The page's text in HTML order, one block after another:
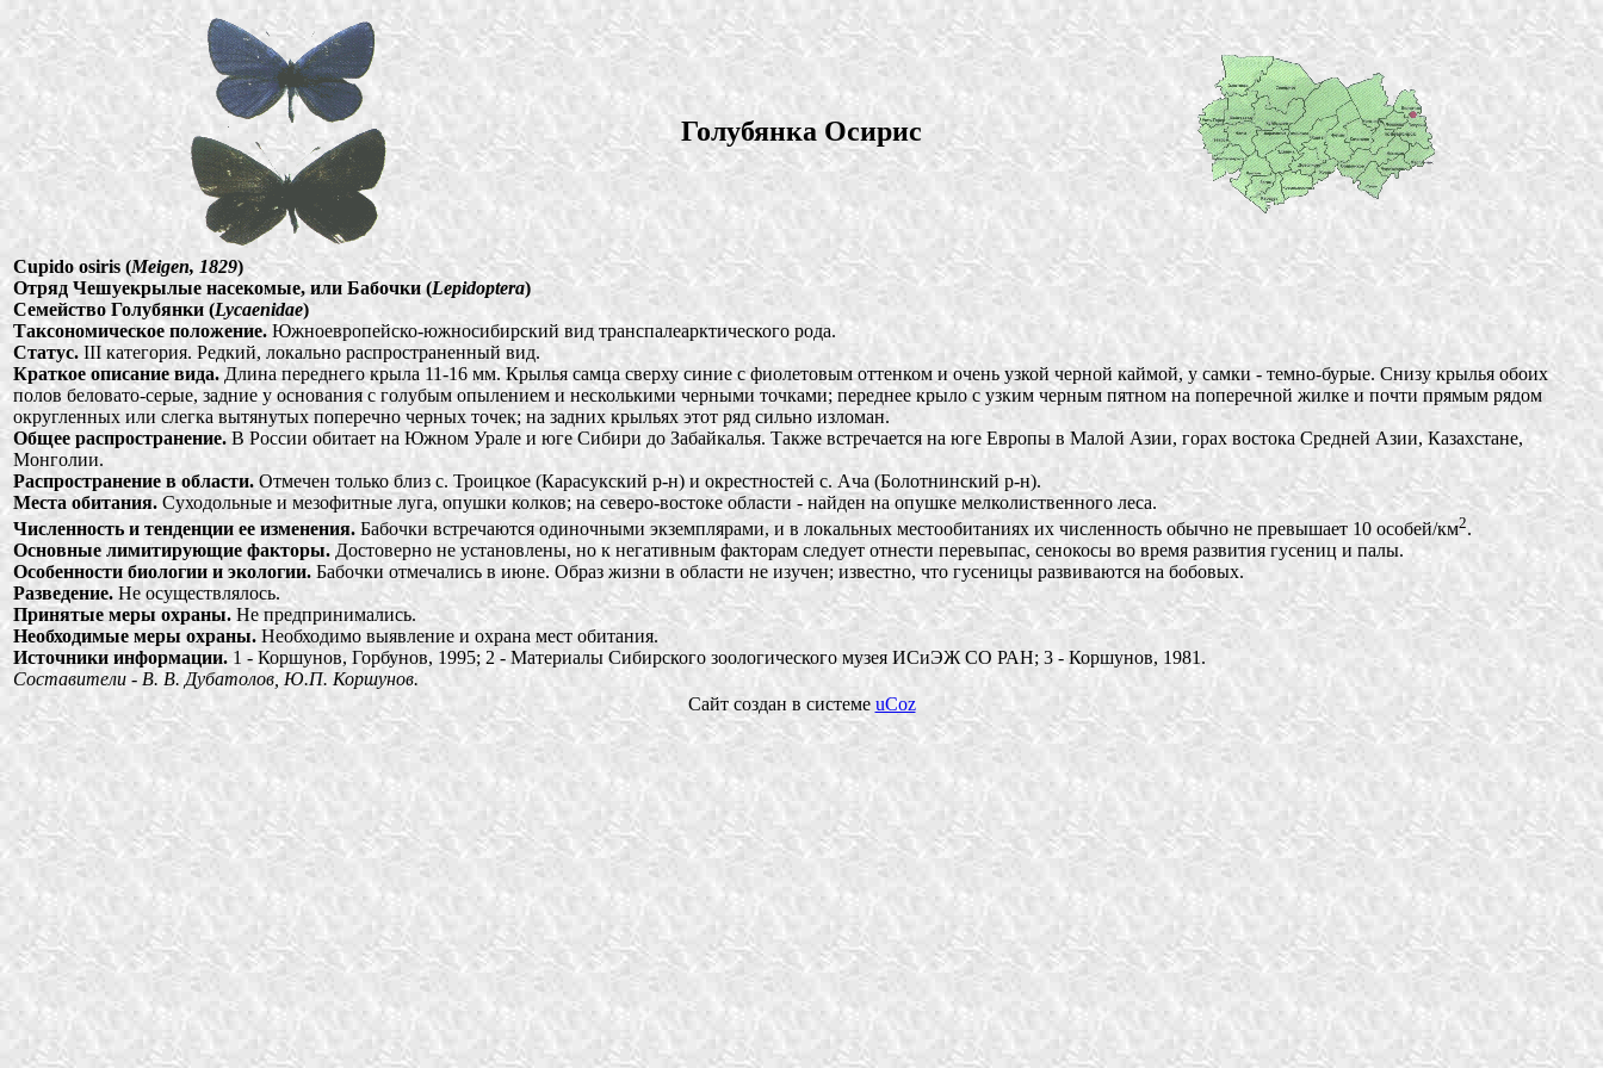
Голубянка Осирис
Cupido osiris (Meigen, 1829)
Отряд Чешуекрылые насекомые, или Бабочки (Lepidoptera)
Семейство Голубянки (Lycaenidae)
Таксономическое положение.Южноевропейско-южносибирский вид транспалеарктического рода.
Статус. III категория. Редкий, локально распространенный вид.
Краткое описание вида.Длина переднего крыла 11-16 мм. Крылья самца сверху синие с фиолетовым оттенком и очень узкой черной каймой, у самки - темно-бурые. Снизу крылья обоих
полов беловато-серые, задние у основания с голубым опылением и несколькими черными точками; переднее крыло с узким черным пятном на поперечной жилке и почти прямым рядом
округленных или слегка вытянутых поперечно черных точек; на задних крыльях этот ряд сильно изломан.
Общее распространение. В России обитает на Южном Урале и юге Сибири до Забайкалья. Также встречается на юге Европы в Малой Азии, горах востока Средней Азии, Казахстане,
Монголии.
Распространение в области. Отмечен только близ с. Троицкое (Карасукский р-н) и окрестностей с. Ача (Болотнинский р-н).
Места обитания. Суходольные и мезофитные луга, опушки колков; на северо-востоке области - найден на опушке мелколиственного леса.
Численность и тенденции ее изменения. Бабочки встречаются одиночными экземплярами, и в локальных местообитаниях их численность обычно не превышает 10 особей/км2.
Основные лимитирующие факторы. Достоверно не установлены, но к негативным факторам следует отнести перевыпас, сенокосы во время развития гусениц и палы.
Особенности биологии и экологии. Бабочки отмечались в июне. Образ жизни в области не изучен; известно, что гусеницы развиваются на бобовых.
Разведение. Не осуществлялось.
Принятые меры охраны. Не предпринимались.
Необходимые меры охраны. Необходимо выявление и охрана мест обитания.
Источники информации. 1 - Коршунов, Горбунов, 1995; 2 - Материалы Сибирского зоологического музея ИСиЭЖ СО РАН; 3 - Коршунов, 1981.
Составители - В. В. Дубатолов, Ю.П. Коршунов.
Сайт создан в системе uCoz